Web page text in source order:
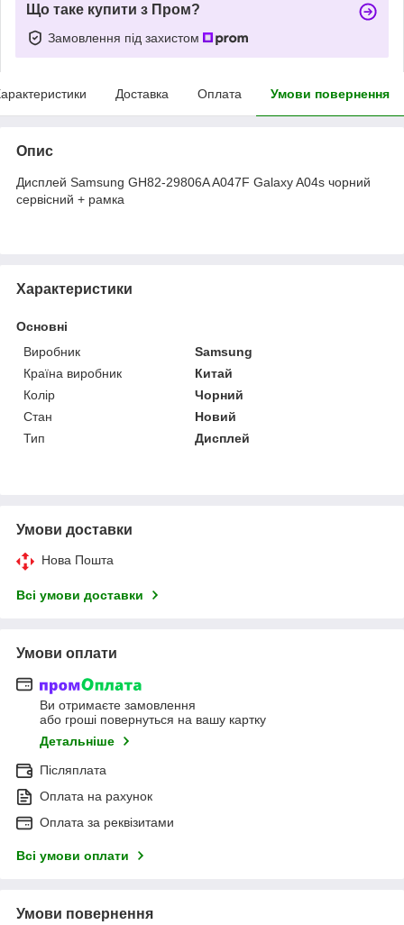
Що таке купити з Пром?
Замовлення під захистом
Доставка Оплата Умови повернення
Опис
Дисплей Samsung GH82-29806A A047F Galaxy A04s чорний
сервісний + рамка
Характеристики
Основні
Виробник
Samsung
Країна виробник
Китай
Колір
Чорний
Стан
Новий
Тип
Дисплей
Умови доставки
Нова Пошта
Всі умови доставки
Умови оплати
Ви отримаєте замовлення
або гроші повернуться на вашу картку
Детальніше
Післяплата
Оплата на рахунок
Оплата за реквізитами
Всі умови оплати
Умови повернення